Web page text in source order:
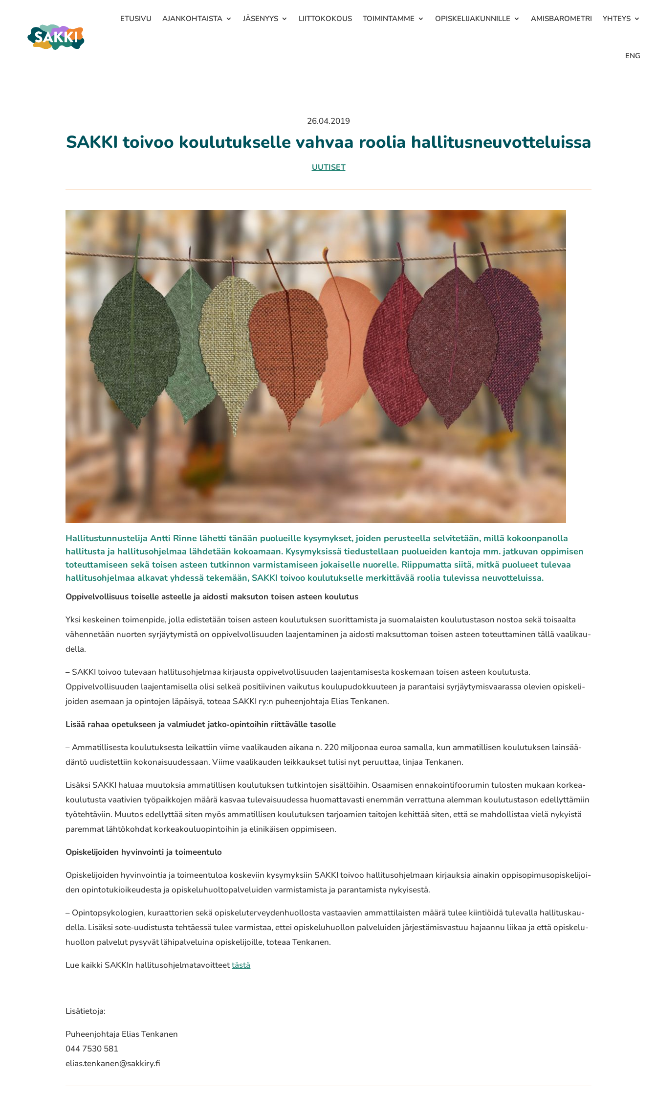
ETUSIVU AJANKOHTAISTA JÄSENYYS LIITTOKOKOUS TOIMINTAMME OPISKELIJAKUNNILLE AMISBAROMETRI YHTEYS
ENG
26.04.2019
SAKKI toivoo koulutukselle vahvaa roolia hallitusneuvotteluissa
UUTISET
Hallitustunnustelija Antti Rinne lähetti tänään puolueil­le kysy­myk­set, joiden perus­teel­la selvi­te­tään, millä kokoon­pa­nol­la
halli­tus­ta ja halli­tus­oh­jel­maa lähde­tään kokoa­maan. Kysymyksissä tiedus­tel­laan puoluei­den kantoja mm. jatku­van oppi­mi­sen
toteut­ta­mi­seen sekä toisen asteen tutkin­non varmis­ta­mi­seen jokai­sel­le nuorel­le. Riippumatta siitä, mitkä puolu­eet tulevaa
halli­tus­oh­jel­maa alkavat yhdessä teke­mään, SAKKI toivoo koulu­tuk­sel­le merkit­tä­vää roolia tule­vis­sa neuvot­te­luis­sa.
Oppivelvollisuus toisel­le asteel­le ja aidosti maksu­ton toisen asteen koulu­tus
Yksi keskei­nen toimen­pi­de, jolla edis­te­tään toisen asteen koulu­tuk­sen suorit­ta­mis­ta ja suoma­lais­ten koulu­tus­ta­son nostoa sekä toisaal­ta
vähen­ne­tään nuorten syrjäy­ty­mis­tä on oppi­vel­vol­li­suu­den laajen­ta­mi­nen ja aidosti maksut­to­man toisen asteen toteut­ta­mi­nen tällä vaali­kau­
del­la.
– SAKKI toivoo tule­vaan halli­tus­oh­jel­maa kirjaus­ta oppi­vel­vol­li­suu­den laajen­ta­mi­ses­ta koske­maan toisen asteen koulu­tus­ta.
Oppivelvollisuuden laajen­ta­mi­sel­la olisi selkeä posi­tii­vi­nen vaiku­tus koulu­pu­dok­kuu­teen ja paran­tai­si syrjäy­ty­mis­vaa­ras­sa olevien opis­ke­li­
joi­den asemaan ja opin­to­jen läpäi­syä, toteaa SAKKI ry:n puheen­joh­ta­ja Elias Tenkanen.
Lisää rahaa opetuk­seen ja valmiu­det jatko‐opintoihin riit­tä­väl­le tasolle
– Ammatillisesta koulu­tuk­ses­ta leikat­tiin viime vaali­kau­den aikana n. 220 miljoo­naa euroa samalla, kun amma­til­li­sen koulu­tuk­sen lain­sää­
dän­tö uudis­tet­tiin koko­nai­suu­des­saan. Viime vaali­kau­den leik­kauk­set tulisi nyt peruut­taa, linjaa Tenkanen.
Lisäksi SAKKI haluaa muutok­sia amma­til­li­sen koulu­tuk­sen tutkin­to­jen sisäl­töi­hin. Osaamisen enna­koin­ti­foo­ru­min tulos­ten mukaan korkea­
kou­lu­tus­ta vaati­vien työpaik­ko­jen määrä kasvaa tule­vai­suu­des­sa huomat­ta­vas­ti enemmän verrat­tu­na alemman koulu­tus­ta­son edel­lyt­tä­miin
työteh­tä­viin. Muutos edel­lyt­tää siten myös amma­til­li­sen koulu­tuk­sen tarjoa­mien taito­jen kehit­tää siten, että se mahdol­lis­taa vielä nykyis­tä
parem­mat lähtö­koh­dat korkea­kou­luo­pin­toi­hin ja elini­käi­sen oppi­mi­seen.
Opiskelijoiden hyvin­voin­ti ja toimeen­tu­lo
Opiskelijoiden hyvin­voin­tia ja toimeen­tu­loa koske­viin kysy­myk­siin SAKKI toivoo halli­tus­oh­jel­maan kirjauk­sia ainakin oppi­so­pi­mus­opis­ke­li­joi­
den opin­to­tu­kioi­keu­des­ta ja opis­ke­lu­huol­to­pal­ve­lui­den varmis­ta­mis­ta ja paran­ta­mis­ta nykyi­ses­tä.
– Opintopsykologien, kuraat­to­rien sekä opis­ke­lu­ter­vey­den­huol­los­ta vastaa­vien ammat­ti­lais­ten määrä tulee kiin­tiöi­dä tule­val­la halli­tus­kau­
del­la. Lisäksi sote‐uudistusta tehtäes­sä tulee varmis­taa, ettei opis­ke­lu­huol­lon palve­lui­den järjes­tä­mis­vas­tuu hajaan­nu liikaa ja että opis­ke­lu­
huol­lon palve­lut pysyvät lähi­pal­ve­lui­na opis­ke­li­joil­le, toteaa Tenkanen.
Lue kaikki SAKKIn halli­tus­oh­jel­ma­ta­voit­teettästä
Lisätietoja:
Puheenjohtaja Elias Tenkanen
044 7530 581
elias.tenkanen@sakkiry.fi